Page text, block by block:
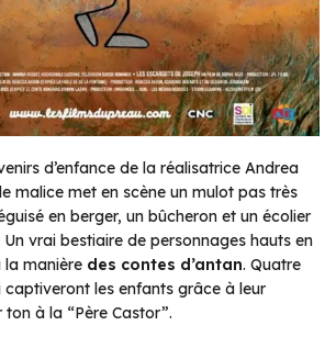
d’enfance de la réalisatrice Andrea
malice met en scène un mulot pas très
en berger, un bûcheron et un écolier
vrai bestiaire de personnages hauts en
la manière des contes d’antan. Quatre
captiveront les enfants grâce à leur
à la “Père Castor”.